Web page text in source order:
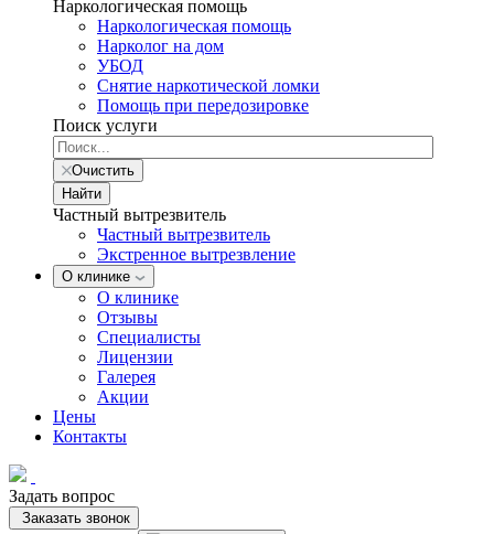
Наркологическая помощь
Наркологическая помощь
Нарколог на дом
УБОД
Снятие наркотической ломки
Помощь при передозировке
Поиск услуги
Очистить
Найти
Частный вытрезвитель
Частный вытрезвитель
Экстренное вытрезвление
О клинике
О клинике
Отзывы
Специалисты
Лицензии
Галерея
Акции
Цены
Контакты
Задать вопрос
Заказать звонок